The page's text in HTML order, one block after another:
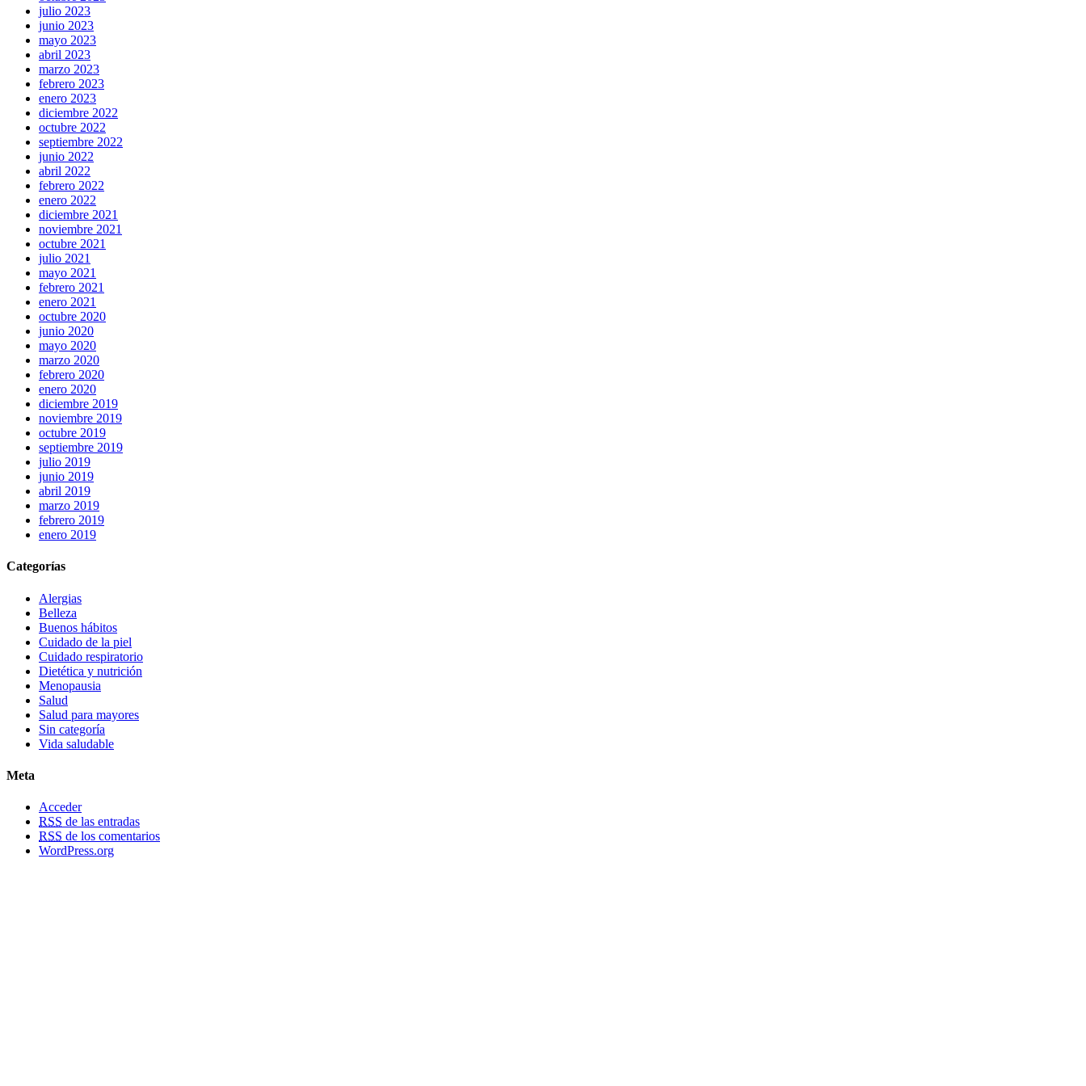
julio 2023
junio 2023
mayo 2023
abril 2023
marzo 2023
febrero 2023
enero 2023
diciembre 2022
octubre 2022
septiembre 2022
junio 2022
abril 2022
febrero 2022
enero 2022
diciembre 2021
noviembre 2021
octubre 2021
julio 2021
mayo 2021
febrero 2021
enero 2021
octubre 2020
junio 2020
mayo 2020
marzo 2020
febrero 2020
enero 2020
diciembre 2019
noviembre 2019
octubre 2019
septiembre 2019
julio 2019
junio 2019
abril 2019
marzo 2019
febrero 2019
enero 2019
Categorías
Alergias
Belleza
Buenos hábitos
Cuidado de la piel
Cuidado respiratorio
Dietética y nutrición
Menopausia
Salud
Salud para mayores
Sin categoría
Vida saludable
Meta
Acceder
RSS de las entradas
RSS de los comentarios
WordPress.org